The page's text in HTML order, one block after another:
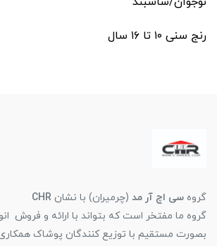
رنج سنی ۱۰ تا ۱۶ سال
گروه سی اچ آر مد (چرمیران) با نشان CHR
گروه ما مفتخر است که بتواند با ارائه و فروش
بصورت مستقیم با توزیع کنندگان پوشاک